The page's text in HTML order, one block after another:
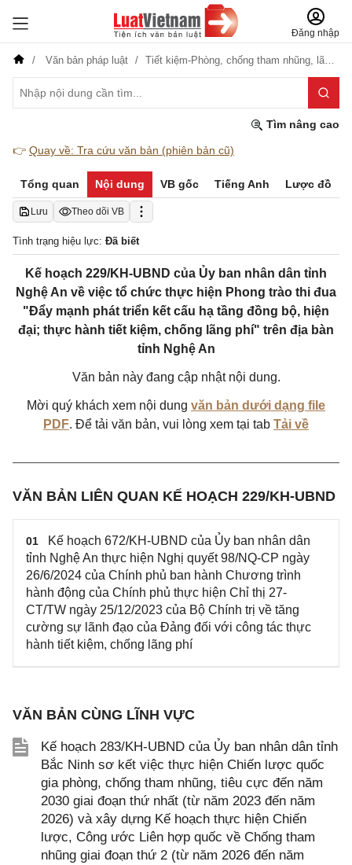
Đăng nhập
Văn bản pháp luật Tiết kiệm-Phòng, chống tham nhũng, lãng phí
Tìm nâng cao
👉 Quay về: Tra cứu văn bản (phiên bản cũ)
Tổng quan Nội dung VB gốc Tiếng Anh Lược đồ
Lưu Theo dõi VB
Tình trạng hiệu lực: Đã biết
Kế hoạch 229/KH-UBND của Ủy ban nhân dân tỉnh
Nghệ An về việc tổ chức thực hiện Phong trào thi đua
"Đẩy mạnh phát triển kết cấu hạ tầng đồng bộ, hiện
đại; thực hành tiết kiệm, chống lãng phí" trên địa bàn
tỉnh Nghệ An
Văn bản này đang cập nhật nội dung.
Mời quý khách xem nội dung văn bản dưới dạng file
PDF. Để tải văn bản, vui lòng xem tại tab Tải về
VĂN BẢN LIÊN QUAN KẾ HOẠCH 229/KH-UBND
01
Kế hoạch 672/KH-UBND của Ủy ban nhân dân
tỉnh Nghệ An thực hiện Nghị quyết 98/NQ-CP ngày
26/6/2024 của Chính phủ ban hành Chương trình
hành động của Chính phủ thực hiện Chỉ thị 27-
CT/TW ngày 25/12/2023 của Bộ Chính trị về tăng
cường sự lãnh đạo của Đảng đối với công tác thực
hành tiết kiệm, chống lãng phí
VĂN BẢN CÙNG LĨNH VỰC
Kế hoạch 283/KH-UBND của Ủy ban nhân dân tỉnh
Bắc Ninh sơ kết việc thực hiện Chiến lược quốc
gia phòng, chống tham nhũng, tiêu cực đến năm
2030 giai đoạn thứ nhất (từ năm 2023 đến năm
2026) và xây dựng Kế hoạch thực hiện Chiến
lược, Công ước Liên hợp quốc về Chống tham
nhũng giai đoạn thứ 2 (từ năm 2026 đến năm